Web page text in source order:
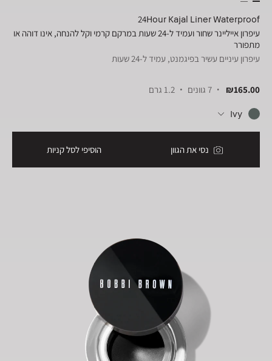
24Hour Kajal Liner Waterproof
עיפרון אייליינר שחור ועמיד ל-24 שעות במרקם קרמי וקל להנחה, אינו דוהה או
מתפורר
עיפרון עיניים עשיר בפיגמנט, עמיד ל-24 שעות
₪165.00 7 גוונים 1.2 גרם
Ivy
נסי את הגוון הוסיפי לסל קניות